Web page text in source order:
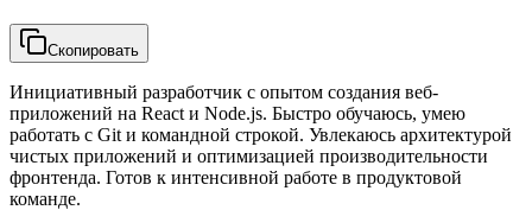
Скопировать
Инициативный разработчик с опытом создания веб-
приложений на React и Node.js. Быстро обучаюсь, умею
работать с Git и командной строкой. Увлекаюсь архитектурой
чистых приложений и оптимизацией производительности
фронтенда. Готов к интенсивной работе в продуктовой
команде.